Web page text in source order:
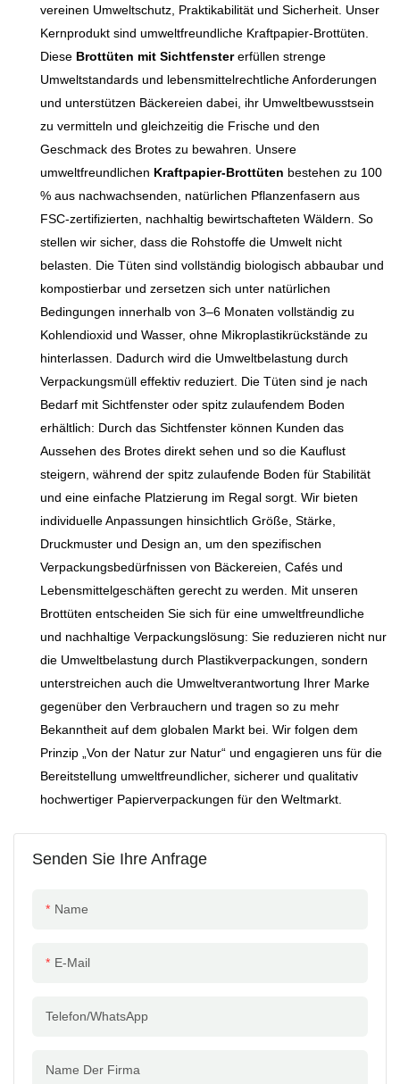
Senden Sie Ihre Anfrage
Name
E-Mail
Telefon/WhatsApp
Name Der Firma
Fußabdruck zu reduzieren
und Umweltziele zu
erreichen.
anzusprechen.
vereinen Umweltschutz, Praktikabilität und Sicherheit. Unser
Kernprodukt sind umweltfreundliche Kraftpapier-Brottüten.
Diese Brottüten mit Sichtfenstererfüllen strenge
Umweltstandards und lebensmittelrechtliche Anforderungen
und unterstützen Bäckereien dabei, ihr Umweltbewusstsein
zu vermitteln und gleichzeitig die Frische und den
Geschmack des Brotes zu bewahren. Unsere
umweltfreundlichen Kraftpapier-Brottüten bestehen zu 100
% aus nachwachsenden, natürlichen Pflanzenfasern aus
FSC-zertifizierten, nachhaltig bewirtschafteten Wäldern. So
stellen wir sicher, dass die Rohstoffe die Umwelt nicht
belasten. Die Tüten sind vollständig biologisch abbaubar und
kompostierbar und zersetzen sich unter natürlichen
Bedingungen innerhalb von 3–6 Monaten vollständig zu
Kohlendioxid und Wasser, ohne Mikroplastikrückstände zu
hinterlassen. Dadurch wird die Umweltbelastung durch
Verpackungsmüll effektiv reduziert. Die Tüten sind je nach
Bedarf mit Sichtfenster oder spitz zulaufendem Boden
erhältlich: Durch das Sichtfenster können Kunden das
Aussehen des Brotes direkt sehen und so die Kauflust
steigern, während der spitz zulaufende Boden für Stabilität
und eine einfache Platzierung im Regal sorgt. Wir bieten
individuelle Anpassungen hinsichtlich Größe, Stärke,
Druckmuster und Design an, um den spezifischen
Verpackungsbedürfnissen von Bäckereien, Cafés und
Lebensmittelgeschäften gerecht zu werden. Mit unseren
Brottüten entscheiden Sie sich für eine umweltfreundliche
und nachhaltige Verpackungslösung: Sie reduzieren nicht nur
die Umweltbelastung durch Plastikverpackungen, sondern
unterstreichen auch die Umweltverantwortung Ihrer Marke
gegenüber den Verbrauchern und tragen so zu mehr
Bekanntheit auf dem globalen Markt bei. Wir folgen dem
Prinzip „Von der Natur zur Natur“ und engagieren uns für die
Bereitstellung umweltfreundlicher, sicherer und qualitativ
hochwertiger Papierverpackungen für den Weltmarkt.